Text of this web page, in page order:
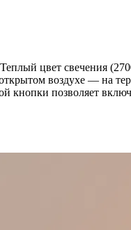
цвет свечения
воздухе — на
кнопки позволяет